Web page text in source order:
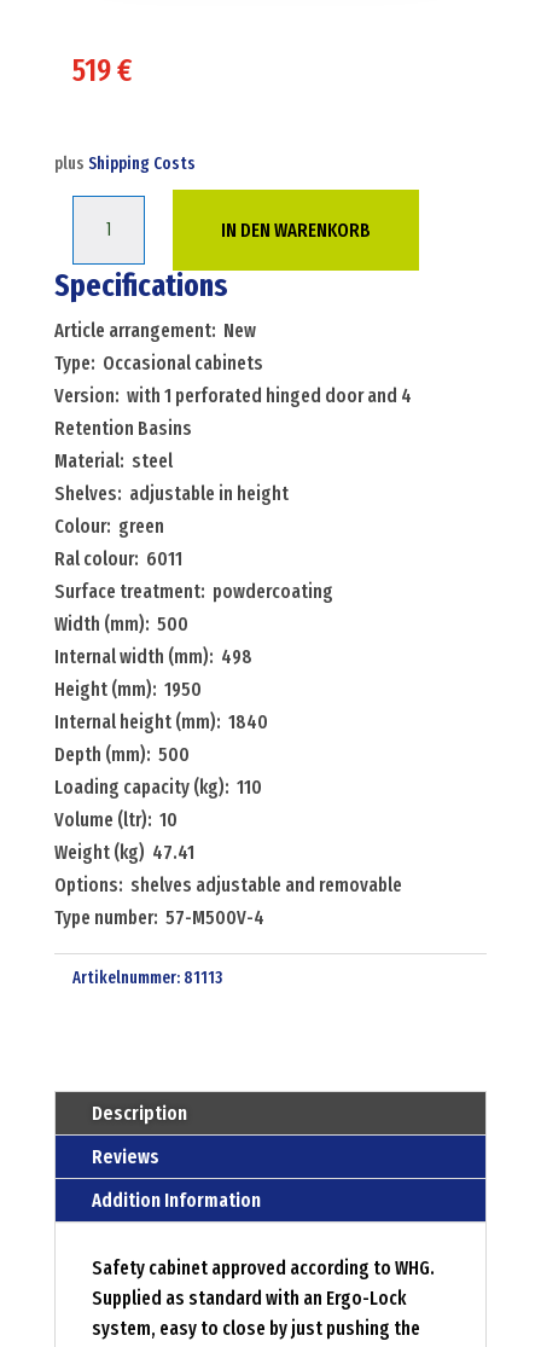
519€
plus Shipping Costs
cabinets
with
1
perforated
hinged
door
and
4
retention
basins
Menge
IN DEN WARENKORB
Specifications
Article arrangement: New
Type: Occasional cabinets
Version: with 1 perforated hinged door and 4
Retention Basins
Material: steel
Shelves: adjustable in height
Colour: green
Ral colour: 6011
Surface treatment: powdercoating
Width (mm): 500
Internal width (mm): 498
Height (mm): 1950
Internal height (mm): 1840
Depth (mm): 500
Loading capacity (kg): 110
Volume (ltr): 10
Weight (kg) 47.41
Options: shelves adjustable and removable
Type number: 57-M500V-4
Artikelnummer: 81113
Description
Reviews
Addition Information
Safety cabinet approved according to WHG.
Supplied as standard with an Ergo-Lock
system, easy to close by just pushing the